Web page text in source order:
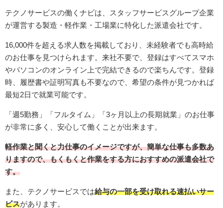
テクノサービスの働くナビは、スタッフサービスグループ企業
が運営する製造・軽作業・工場業に特化した派遣会社です。
16,000件を超える求人数を掲載しており、未経験者でも高時給
のお仕事を見つけられます。来社不要で、登録はすべてスマホ
やパソコンのオンライン上で完結できるので楽ちんです。登録
時、履歴書や証明写真も不要なので、希望の条件が見つかれば
最短2日で就業可能です。
「週5勤務」「フルタイム」「3ヶ月以上の長期就業」のお仕事
が非常に多く、安心して働くことが出来ます。
軽作業と聞くと力仕事のイメージですが、簡単な仕事も多数あ
りますので、もくもくと作業をする方におすすめの派遣会社で
す。
また、テクノサービスでは給与の一部を受け取れる速払いサー
ビスがあります。